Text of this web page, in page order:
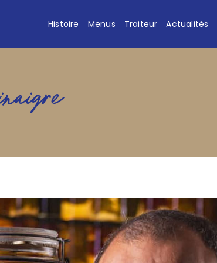
Histoire Menus Traiteur Actualités